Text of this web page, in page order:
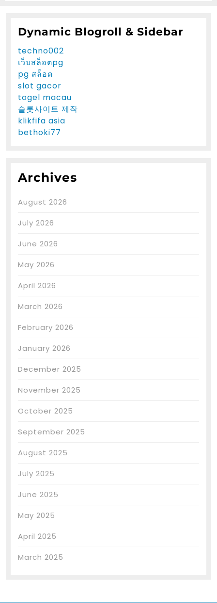
Dynamic Blogroll & Sidebar
techno002
เว็บสล็อตpg
pg สล็อต
slot gacor
togel macau
슬롯사이트 제작
klikfifa asia
bethoki77
Archives
August 2026
July 2026
June 2026
May 2026
April 2026
March 2026
February 2026
January 2026
December 2025
November 2025
October 2025
September 2025
August 2025
July 2025
June 2025
May 2025
April 2025
March 2025